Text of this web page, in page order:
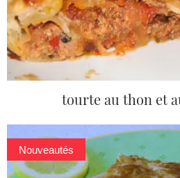
tourte au thon et
Nouveautés